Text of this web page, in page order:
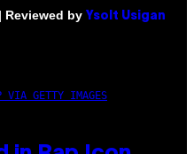
| Reviewed by Ysolt Usigan
VIA GETTY IMAGES